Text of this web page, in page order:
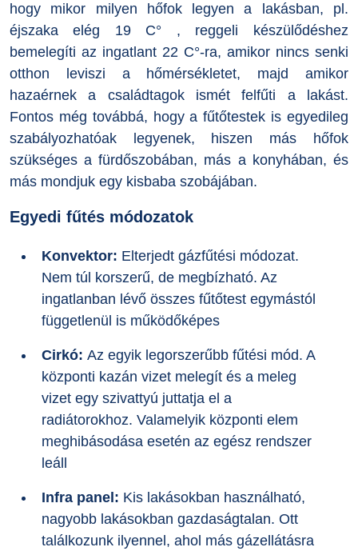
hogy mikor milyen hőfok legyen a lakásban, pl.
éjszaka elég 19 C° , reggeli készülődéshez
bemelegíti az ingatlant 22 C°-ra, amikor nincs senki
otthon leviszi a hőmérsékletet, majd amikor
hazaérnek a családtagok ismét felfűti a lakást.
Fontos még továbbá, hogy a fűtőtestek is egyedileg
szabályozhatóak legyenek, hiszen más hőfok
szükséges a fürdőszobában, más a konyhában, és
más mondjuk egy kisbaba szobájában.
Egyedi fűtés módozatok
Konvektor: Elterjedt gázfűtési módozat.
Nem túl korszerű, de megbízható. Az
ingatlanban lévő összes fűtőtest egymástól
függetlenül is működőképes
Cirkó: Az egyik legorszerűbb fűtési mód. A
központi kazán vizet melegít és a meleg
vizet egy szivattyú juttatja el a
radiátorokhoz. Valamelyik központi elem
meghibásodása esetén az egész rendszer
leáll
Infra panel: Kis lakásokban használható,
nagyobb lakásokban gazdaságtalan. Ott
találkozunk ilyennel, ahol más gázellátásra